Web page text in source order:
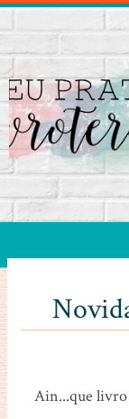
Ain...que livro